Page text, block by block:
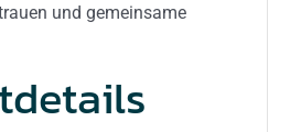
und gemeinsame